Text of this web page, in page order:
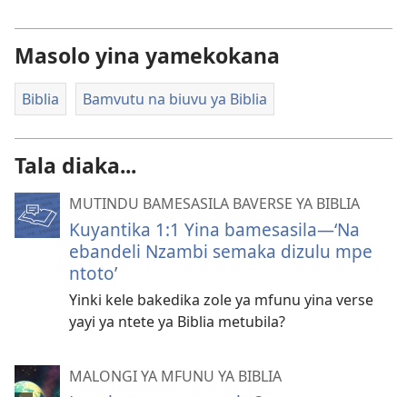
Masolo yina yamekokana
Biblia Bamvutu na biuvu ya Biblia
Tala diaka...
MUTINDU BAMESASILA BAVERSE YA BIBLIA
Kuyantika 1:1 Yina bamesasila—‘Na
ebandeli Nzambi semaka dizulu mpe
ntoto’
Yinki kele bakedika zole ya mfunu yina verse
yayi ya ntete ya Biblia metubila?
MALONGI YA MFUNU YA BIBLIA